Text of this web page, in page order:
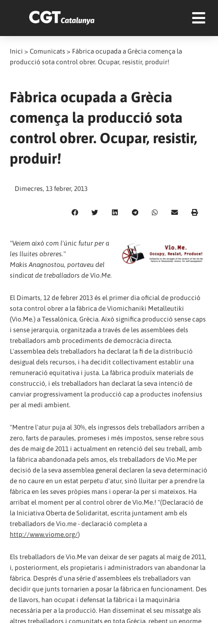
Inici > Comunicats > Fàbrica ocupada a Grècia comença la
producció sota control obrer. Ocupar, resistir, produir!
Fàbrica ocupada a Grècia
comença la producció sota
control obrer. Ocupar, resistir,
produir!
Dimecres, 13 febrer, 2013
"Veiem això com l'únic futur per a
les lluites obreres."
Makis Anagnostou, portaveu del
sindicat de treballadors de Vio.Me.
El Dimarts, 12 de febrer 2013 és el primer dia oficial de producció
sota control obrer a la fàbrica de Viomichaniki Metalleutiki
(Vio.Me.) a Tessalònica, Grècia. Això significa producció sense caps
i sense jerarquia, organitzada a través de les assemblees dels
treballadors amb procediments de democràcia directa.
L'assemblea dels treballadors ha declarat la fi de la distribució
desigual dels recursos, i ha decidit col·lectivament establir una
remuneració equitativa i justa. La fàbrica produïx materials de
construcció, i els treballadors han declarat la seva intenció de
canviar progressivament la producció cap a productes inofensius
per al medi ambient.
"Mentre l'atur puja al 30%, els ingressos dels treballadors arriben a
zero, farts de paraules, promeses i més impostos, sense rebre sous
des de maig de 2011 i actualment en retenció del seu treball, amb
la fàbrica abandonada pels amos, els treballadors de Vio.Me per
decisió de la seva assemblea general declaren la seva determinació
de no caure en un estat perpetu d'atur, sinó lluitar per a prendre la
fàbrica en les seves pròpies mans i operar-la per si mateixos. Ha
arribat el moment per al control obrer de Vio.Me.! "(Declaració de
la Iniciativa Oberta de Solidaritat, escrita juntament amb els
treballadors de Vio.me - declaració completa a
http://www.viome.org/)
Els treballadors de Vio.Me van deixar de ser pagats al maig de 2011,
i, posteriorment, els propietaris i administradors van abandonar la
fàbrica. Després d'una sèrie d'assemblees els treballadors van
decidir que junts tornarien a posar la fàbrica en funcionament. Des
de llavors, han ocupat i defensat la fàbrica i la maquinària
necessària per a la producció. Han disseminat el seu missatge als
altres treballadors i comunitats en tota Grècia, rebent un enorme